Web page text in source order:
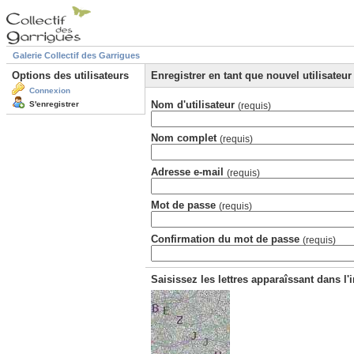
Galerie Collectif des Garrigues
Options des utilisateurs
Connexion
S'enregistrer
Enregistrer en tant que nouvel utilisateur
Nom d'utilisateur (requis)
Nom complet (requis)
Adresse e-mail (requis)
Mot de passe (requis)
Confirmation du mot de passe (requis)
Saisissez les lettres apparaîssant dans